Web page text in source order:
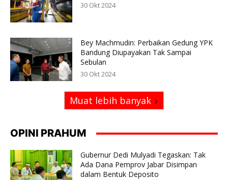
30 Okt 2024
Bey Machmudin: Perbaikan Gedung YPK
Bandung Diupayakan Tak Sampai
Sebulan
30 Okt 2024
Muat lebih banyak
OPINI PRAHUM
Gubernur Dedi Mulyadi Tegaskan: Tak
Ada Dana Pemprov Jabar Disimpan
dalam Bentuk Deposito